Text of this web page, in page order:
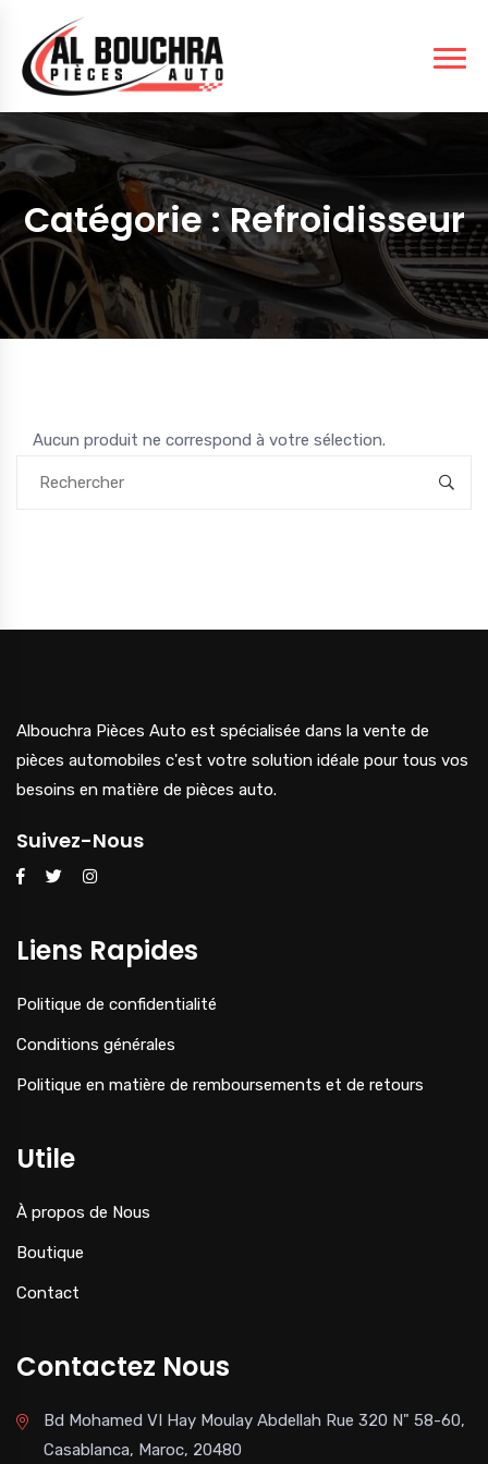
Catégorie :Refroidisseur
Aucun produit ne correspond à votre sélection.
Albouchra Pièces Auto est spécialisée dans la vente de
pièces automobiles c'est votre solution idéale pour tous vos
besoins en matière de pièces auto.
Suivez-Nous
Liens Rapides
Politique de confidentialité
Conditions générales
Politique en matière de remboursements et de retours
Utile
À propos de Nous
Boutique
Contact
Contactez Nous
Bd Mohamed VI Hay Moulay Abdellah Rue 320 N" 58-60,
Casablanca, Maroc, 20480